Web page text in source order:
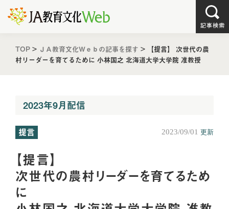
TOP > ＪＡ教育文化Ｗｅｂの記事を探す > 【提言】
次世代の農
村リーダーを育てるために 小林国之 北海道大学大学院 准教授
2023年9月配信
提言 2023/09/01 更新
【提言】
次世代の農村リーダーを育てるため
に